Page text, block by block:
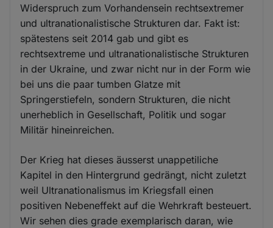
Widerspruch zum Vorhandensein rechtsextremer
und ultranationalistische Strukturen dar. Fakt ist:
spätestens seit 2014 gab und gibt es
rechtsextreme und ultranationalistische Strukturen
in der Ukraine, und zwar nicht nur in der Form wie
bei uns die paar tumben Glatze mit
Springerstiefeln, sondern Strukturen, die nicht
unerheblich in Gesellschaft, Politik und sogar
Militär hineinreichen.
Der Krieg hat dieses äusserst unappetiliche
Kapitel in den Hintergrund gedrängt, nicht zuletzt
weil Ultranationalismus im Kriegsfall einen
positiven Nebeneffekt auf die Wehrkraft besteuert.
Wir sehen dies grade exemplarisch daran, wie